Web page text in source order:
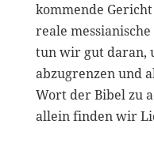
kommende
reale
tun wir gut daran,
abzugrenzen und
Wort der Bibel zu
allein finden wir